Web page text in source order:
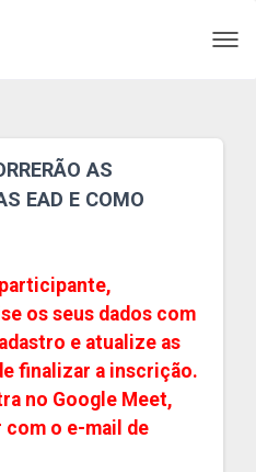
AS
EAD E COMO
os seus dados com
e atualize as
finalizar a inscrição.
no Google Meet,
com o e-mail de